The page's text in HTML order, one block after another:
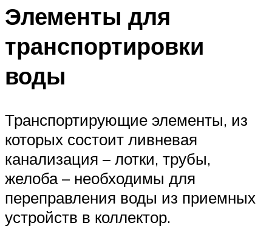
Элементы для
транспортировки
воды
Транспортирующие элементы, из
которых состоит ливневая
канализация – лотки, трубы,
желоба – необходимы для
переправления воды из приемных
устройств в коллектор.